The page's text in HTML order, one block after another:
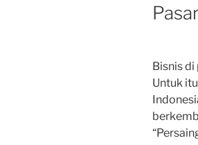
Bisnis
Untuk